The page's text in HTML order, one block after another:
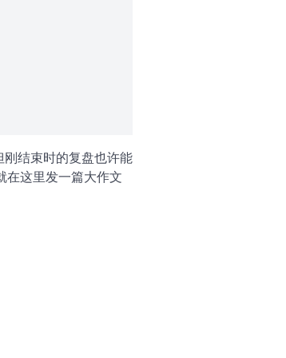
结束时的复盘也许能
在这里发一篇大作文